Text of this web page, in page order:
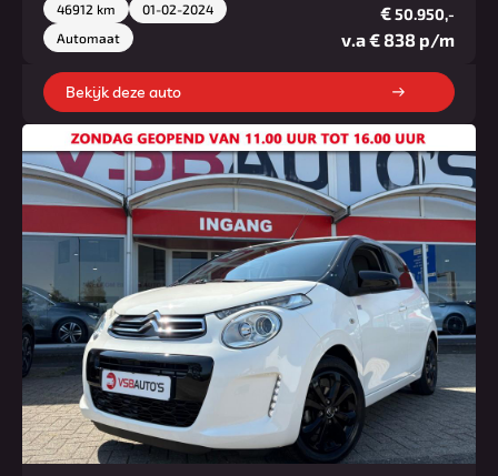
46912 km
01-02-2024
Automaat
€50.950,-
v.a € 838 p/m
Bekijk deze auto